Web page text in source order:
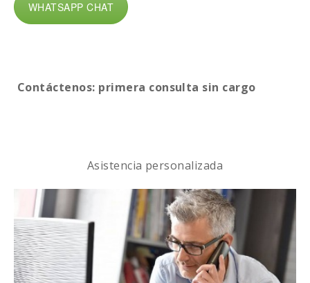
WHATSAPP CHAT
Contáctenos: primera consulta sin cargo
Asistencia personalizada